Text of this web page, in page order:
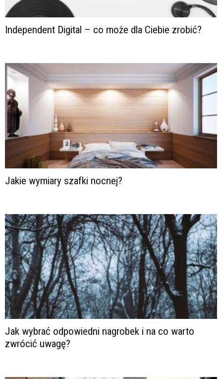
Independent Digital – co może dla Ciebie zrobić?
Jakie wymiary szafki nocnej?
Jak wybrać odpowiedni nagrobek i na co warto
zwrócić uwagę?